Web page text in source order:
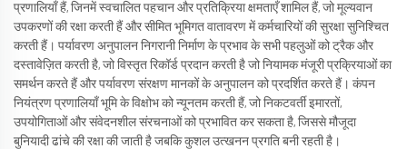
प्रणालियाँ हैं, जिनमें स्वचालित पहचान और प्रतिक्रिया क्षमताएँ शामिल हैं, जो मूल्यवान
उपकरणों की रक्षा करती हैं और सीमित भूमिगत वातावरण में कर्मचारियों की सुरक्षा सुनिश्चित
करती हैं। पर्यावरण अनुपालन निगरानी निर्माण के प्रभाव के सभी पहलुओं को ट्रैक और
दस्तावेज़ित करती है, जो विस्तृत रिकॉर्ड प्रदान करती है जो नियामक मंजूरी प्रक्रियाओं का
समर्थन करते हैं और पर्यावरण संरक्षण मानकों के अनुपालन को प्रदर्शित करते हैं। कंपन
नियंत्रण प्रणालियाँ भूमि के विक्षोभ को न्यूनतम करती हैं, जो निकटवर्ती इमारतों,
उपयोगिताओं और संवेदनशील संरचनाओं को प्रभावित कर सकता है, जिससे मौजूदा
बुनियादी ढांचे की रक्षा की जाती है जबकि कुशल उत्खनन प्रगति बनी रहती है।